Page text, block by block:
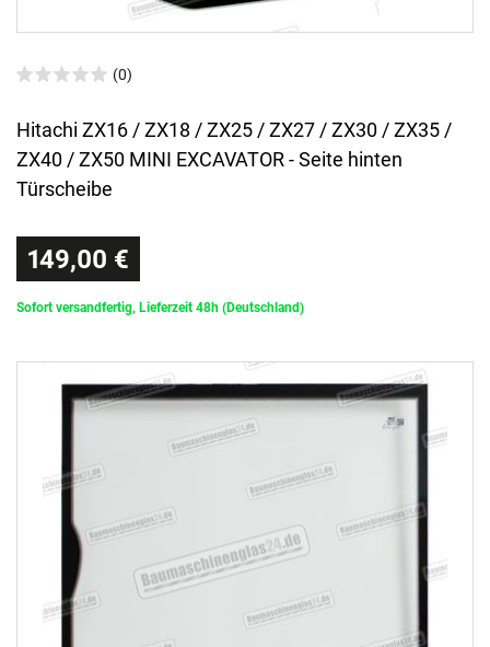
(0)
Hitachi ZX16 / ZX18 / ZX25 / ZX27 / ZX30 / ZX35 /
ZX40 / ZX50 MINI EXCAVATOR - Seite hinten
Türscheibe
149,00 €
Sofort versandfertig, Lieferzeit 48h (Deutschland)